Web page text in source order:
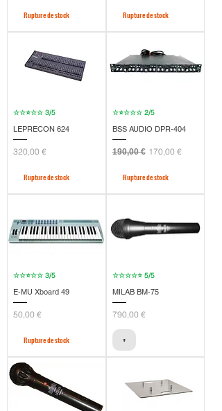
Rupture de stock Rupture de stock
☆☆⭐☆☆ 3/5
LEPRECON 624
Prix
320,00 €
Rupture de stock
☆⭐☆☆☆ 2/5
BSS AUDIO DPR-404
Prix original
190,00 € Prix promotionnel
170,00 €
Rupture de stock
☆☆⭐☆☆ 3/5
E-MU Xboard 49
Prix
50,00 €
Rupture de stock
☆☆☆☆⭐ 5/5
MILAB BM-75
Prix
790,00 €
+